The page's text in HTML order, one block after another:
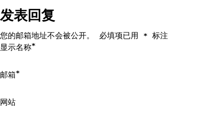
航
发表回复
您的邮箱地址不会被公开。 必填项已用 * 标注
显示名称*
邮箱*
网站